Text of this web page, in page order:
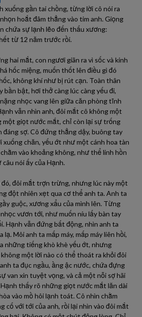
xuống gần tai chồng, từng lời cô nói ra
hoắt đâm thẳng vào tim anh. Giọng
chứa sự lạnh lẽo đến thấu xương:
từ 12 năm trước rồi.
hai mắt, con ngươi giãn ra vì sốc và kinh
hốc miệng, muốn thốt lên điều gì đó
không khí như bị rút cạn. Toàn thân
bần bật, hơi thở càng lúc càng yếu đi,
nhọc vang lên giữa căn phòng tĩnh
vẫn nhìn anh, đôi mắt cô không một
một giọt nước mắt, chỉ còn lại sự trống
đáng sợ. Cô đứng thẳng dậy, buông tay
xuống chăn, yếu ớt như một cánh hoa tàn
vào khoảng không, như thể linh hồn
nói ấy của Hạnh.
đôi mắt trợn trừng, nhưng lúc này một
đột nhiên xẹt qua cơ thể anh ta. Anh ta
guộc, xương xẩu của mình lên. Từng
vươn tới, như muốn níu lấy bàn tay
Hạnh vẫn đứng bất động, nhìn anh ta
Môi anh ta mấp máy, mấp máy liên hồi,
những tiếng khò khè yếu ớt, nhưng
một lời nào có thể thoát ra khỏi đôi
ta đục ngầu, ầng ậc nước, chứa đựng
van xin tuyệt vọng, và cả một nỗi sợ hãi
thấy rõ những giọt nước mắt lăn dài
vào mồ hôi lạnh toát. Cô nhìn chằm
cố với tới của anh, rồi lại nhìn vào đôi mắt